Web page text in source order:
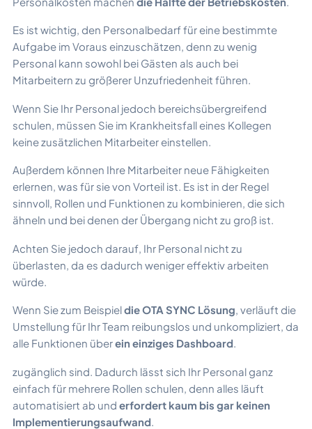
Es ist wichtig, den Personalbedarf für eine bestimmte
Aufgabe im Voraus einzuschätzen, denn zu wenig
Personal kann sowohl bei Gästen als auch bei
Mitarbeitern zu größerer Unzufriedenheit führen.
Wenn Sie Ihr Personal jedoch bereichsübergreifend
schulen, müssen Sie im Krankheitsfall eines Kollegen
keine zusätzlichen Mitarbeiter einstellen.
Außerdem können Ihre Mitarbeiter neue Fähigkeiten
erlernen, was für sie von Vorteil ist. Es ist in der Regel
sinnvoll, Rollen und Funktionen zu kombinieren, die sich
ähneln und bei denen der Übergang nicht zu groß ist.
Achten Sie jedoch darauf, Ihr Personal nicht zu
überlasten, da es dadurch weniger effektiv arbeiten
würde.
Wenn Sie zum Beispieldie OTA SYNC Lösung, verläuft die
Umstellung für Ihr Team reibungslos und unkompliziert, da
alle Funktionen überein einziges Dashboard.
zugänglich sind. Dadurch lässt sich Ihr Personal ganz
einfach für mehrere Rollen schulen, denn alles läuft
automatisiert ab und erfordert kaum bis gar keinen
Implementierungsaufwand